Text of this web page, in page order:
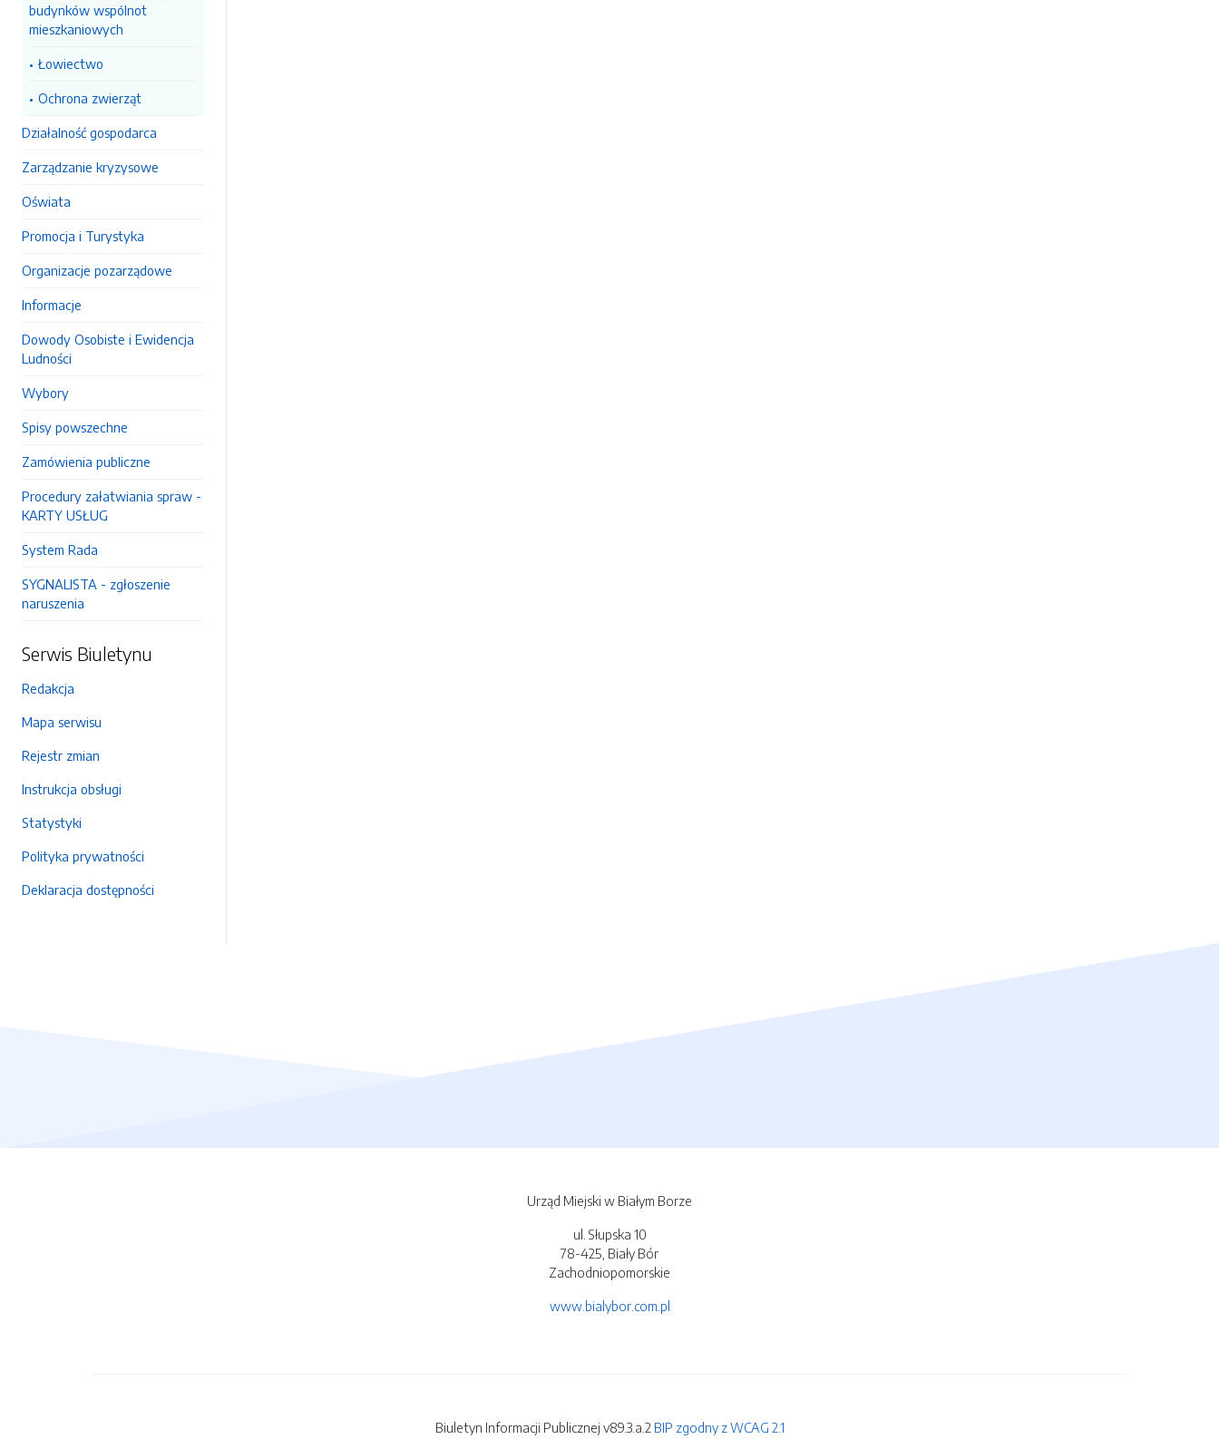
budynków wspólnot
mieszkaniowych
Łowiectwo
Ochrona zwierząt
Działalność gospodarca
Zarządzanie kryzysowe
Oświata
Promocja i Turystyka
Organizacje pozarządowe
Informacje
Dowody Osobiste i Ewidencja
Ludności
Wybory
Spisy powszechne
Zamówienia publiczne
Procedury załatwiania spraw -
KARTY USŁUG
System Rada
SYGNALISTA - zgłoszenie
naruszenia
Serwis Biuletynu
Redakcja
Mapa serwisu
Rejestr zmian
Instrukcja obsługi
Statystyki
Polityka prywatności
Deklaracja dostępności
Urząd Miejski w Białym Borze
ul. Słupska 10
78-425, Biały Bór
Zachodniopomorskie
www.bialybor.com.pl
Biuletyn Informacji Publicznej v89.3.a.2 BIP zgodny z WCAG 2.1